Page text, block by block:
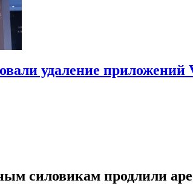
удаление приложений
силовикам продлили